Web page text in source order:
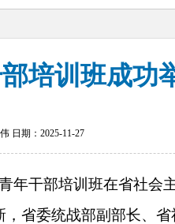
培训班成功
日期：2025-11-27
年干部培训班在省社会
省委统战部副部长、